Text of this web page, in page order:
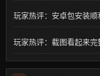
玩家热评：安卓包安装顺
玩家热评：截图看起来完